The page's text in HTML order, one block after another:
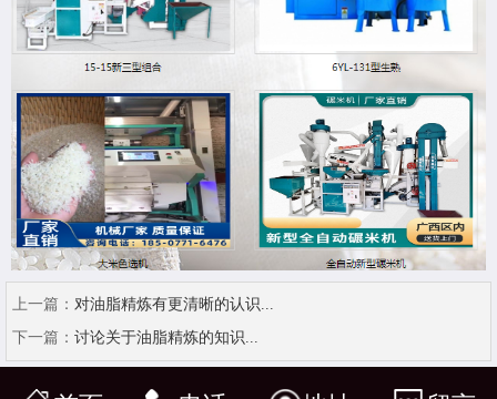
上一篇： 对油脂精炼有更清晰的认识...
下一篇： 讨论关于油脂精炼的知识...